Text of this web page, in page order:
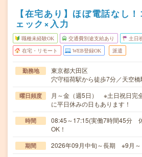
【在宅あり】ほぼ電話なし
ェック×入力
職種未経験OK 交通費別途支給あり 土日
在宅・リモート WEB登録OK 派遣
勤務地
東京都大田区
穴守稲荷駅から徒歩7分／天空
曜日頻度
月～金（週5日） ※土日祝日完
に平日休みの日もあります！
時間
08:45～17:15(実働7時間45分
OK！
期間 2026年09月中旬～長期 ※9月～